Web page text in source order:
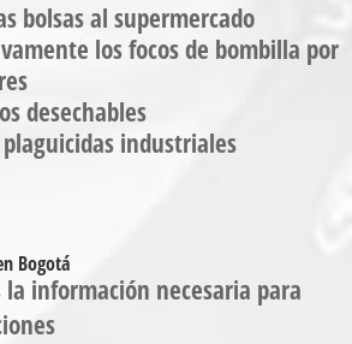
bolsas al supermercado
los focos de bombilla por
desechables
industriales
Bogotá
información necesaria para